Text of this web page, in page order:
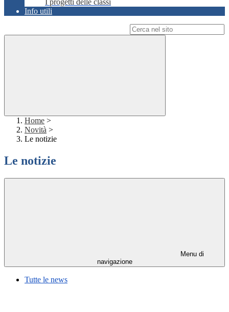
I progetti delle classi
Info utili
Home >
Novità >
Le notizie
Le notizie
Menu di
navigazione
Tutte le news